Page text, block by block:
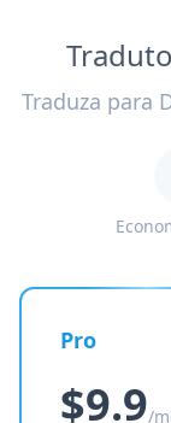
Traduza para
Pro
$9.9/